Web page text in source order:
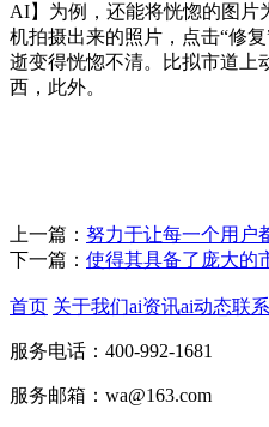
AI】为例，还能将恍惚的图片
机拍摄出来的照片，点击“修
逝变得恍惚不清。比拟市道上
西，此外。
上一篇： 努力于让每一个用户
下一篇： 使得其具备了庞大的
首页 关于我们ai资讯ai动态联
服务电话：400-992-1681
服务邮箱：wa@163.com